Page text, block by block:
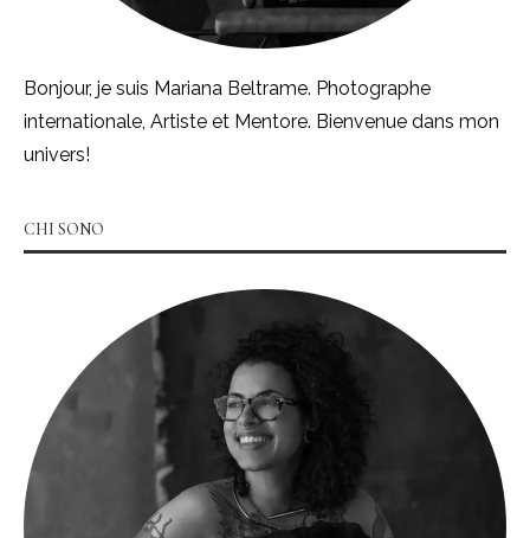
Bonjour, je suis Mariana Beltrame. Photographe
internationale, Artiste et Mentore. Bienvenue dans mon
univers!
CHI SONO